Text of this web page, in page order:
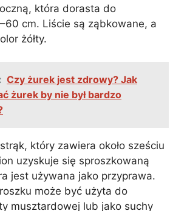
która dorasta do
cm. Liście są ząbkowane, a
żółty.
Czy żurek jest zdrowy? Jak
żurek by nie był bardzo
który zawiera około sześciu
uzyskuje się sproszkowaną
jest używana jako przyprawa.
może być użyta do
musztardowej lub jako suchy